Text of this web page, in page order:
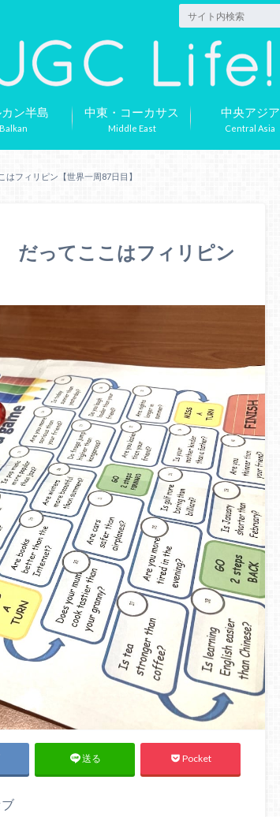
Balkan
ン半島
Middle East
中東・コーカサス
Central Asia
中央アジア
フィリピン【世界一周87日目】
だってここはフィリピン
送る Pocket